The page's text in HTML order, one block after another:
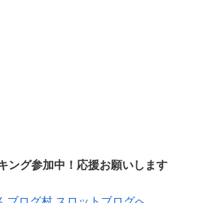
ング参加中！応援お願いします